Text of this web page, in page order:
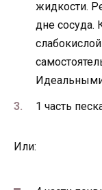
жидкости.
дне сосуда.
Идеальными
1 часть
Или: